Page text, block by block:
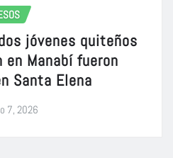
jóvenes quiteños
en Manabí fueron
Santa Elena
7, 2026